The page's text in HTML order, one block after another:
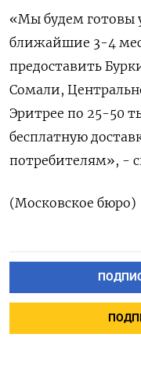
«Мы будем готовы
ближайшие 3-4
предоставить
Сомали,
Эритрее по 25-50
бесплатную
потребителям», -
(Московское бюро)